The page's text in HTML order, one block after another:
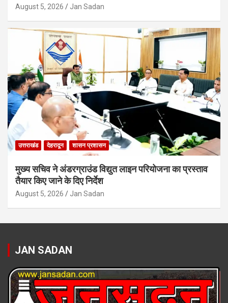
August 5, 2026 Jan Sadan
उत्तराखंड देहरादून शासन प्रशासन
मुख्य सचिव ने अंडरग्राउंड विद्युत लाइन परियोजना का प्रस्ताव
तैयार किए जाने के दिए निर्देश
August 5, 2026 Jan Sadan
JAN SADAN